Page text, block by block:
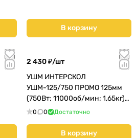
В корзину
2 430 ₽/шт
УШМ ИНТЕРСКОЛ
УШМ-125/750 ПРОМО 125мм
(750Вт; 11000об/мин; 1,65кг)
(981.0.0.70)
0 0 Достаточно
В корзину